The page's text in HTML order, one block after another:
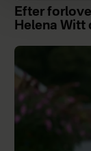
Efter
Helena